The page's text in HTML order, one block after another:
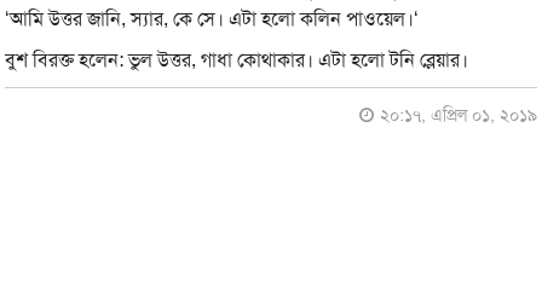
‘আমি উত্তর জানি, স্যার, কে সে। এটা হলো কলিন পাওয়েল।‘
বুশ বিরক্ত হলেন: ভুল উত্তর, গাধা কোথাকার। এটা হলো টনি ব্লেয়ার।
২০:১৭, এপ্রিল ০১, ২০১৯